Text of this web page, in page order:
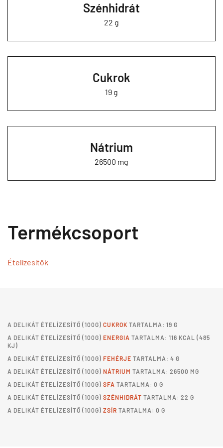
Szénhidrát
22 g
Cukrok
19 g
Nátrium
26500 mg
Termékcsoport
Ételízesítők
A DELIKÁT ÉTELÍZESÍTŐ (100G) CUKROK TARTALMA: 19 G
A DELIKÁT ÉTELÍZESÍTŐ (100G) ENERGIA TARTALMA: 116 KCAL (485
KJ)
A DELIKÁT ÉTELÍZESÍTŐ (100G) FEHÉRJE TARTALMA: 4 G
A DELIKÁT ÉTELÍZESÍTŐ (100G) NÁTRIUM TARTALMA: 26500 MG
A DELIKÁT ÉTELÍZESÍTŐ (100G) SFA TARTALMA: 0 G
A DELIKÁT ÉTELÍZESÍTŐ (100G) SZÉNHIDRÁT TARTALMA: 22 G
A DELIKÁT ÉTELÍZESÍTŐ (100G) ZSÍR TARTALMA: 0 G